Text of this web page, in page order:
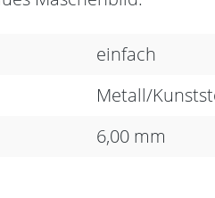
einfach
Metall/
6,00 mm